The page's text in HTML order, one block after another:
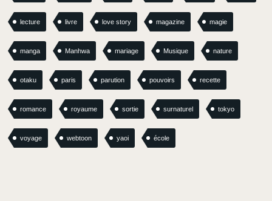
lecture livre love story magazine magie
manga Manhwa mariage Musique nature
otaku paris parution pouvoirs recette
romance royaume sortie surnaturel tokyo
voyage webtoon yaoi école